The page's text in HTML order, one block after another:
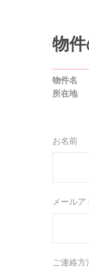
物
物件名
所在地
お名前
メールア
ご連絡方